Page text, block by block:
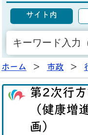
サイト内
ホーム > 市政 >
第2次行
（健康増
画）